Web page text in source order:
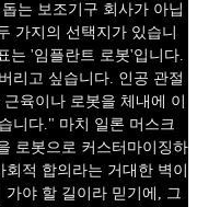
는 보조기구 회사가 아닙
가지의 선택지가 있습니
는 '임플란트 로봇'입니다.
리고 싶습니다. 인공 관절
육이나 로봇을 체내에 이
니다." 마치 일론 머스크
로봇으로 커스터마이징하
적 합의라는 거대한 벽이
야 할 길이라 믿기에, 그